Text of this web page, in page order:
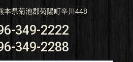
県菊池郡菊陽町辛川448
349-2222
349-2288